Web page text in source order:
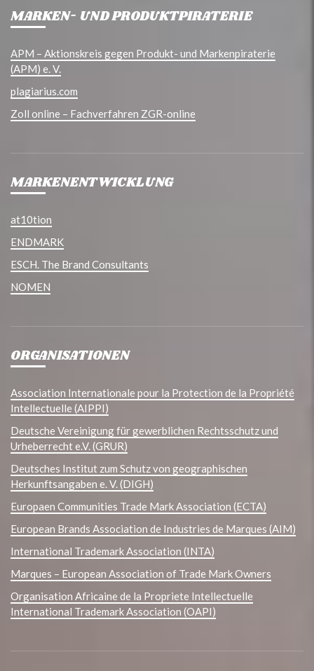
MARKEN- UND PRODUKTPIRATERIE
APM – Aktionskreis gegen Produkt- und Markenpiraterie
(APM) e. V.
plagiarius.com
Zoll online – Fachverfahren ZGR-online
MARKENENTWICKLUNG
at10tion
ENDMARK
ESCH. The Brand Consultants
NOMEN
ORGANISATIONEN
Association Internationale pour la Protection de la Propriété
Intellectuelle (AIPPI)
Deutsche Vereinigung für gewerblichen Rechtsschutz und
Urheberrecht e.V. (GRUR)
Deutsches Institut zum Schutz von geographischen
Herkunftsangaben e. V. (DIGH)
Europaen Communities Trade Mark Association (ECTA)
European Brands Association de Industries de Marques (AIM)
International Trademark Association (INTA)
Marques – European Association of Trade Mark Owners
Organisation Africaine de la Propriete Intellectuelle
International Trademark Association (OAPI)